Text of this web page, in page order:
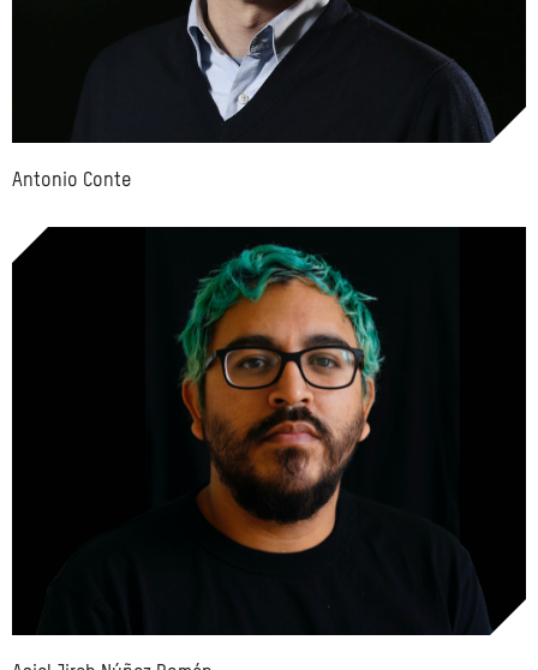
Antonio Conte